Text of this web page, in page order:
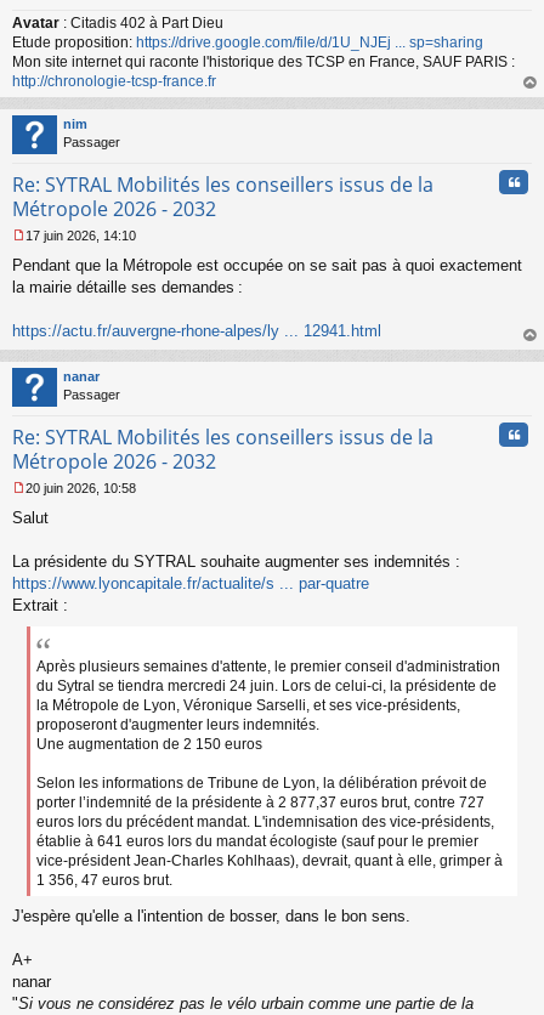
Avatar : Citadis 402 à Part Dieu
Etude proposition: https://drive.google.com/file/d/1U_NJEj ... sp=sharing
Mon site internet qui raconte l'historique des TCSP en France, SAUF PARIS :
http://chronologie-tcsp-france.fr
au
nim
Passager
Re: SYTRAL Mobilités les conseillers issus de la
Métropole 2026 - 2032
e
s
g
n
o
l
u
17 juin 2026, 14:10
Pendant que la Métropole est occupée on se sait pas à quoi exactement
la mairie détaille ses demandes :
https://actu.fr/auvergne-rhone-alpes/ly ... 12941.html
au
nanar
Passager
Re: SYTRAL Mobilités les conseillers issus de la
Métropole 2026 - 2032
e
s
g
e
n
20 juin 2026, 10:58
Salut
La présidente du SYTRAL souhaite augmenter ses indemnités :
https://www.lyoncapitale.fr/actualite/s ... par-quatre
Extrait :
Après plusieurs semaines d'attente, le premier conseil d'administration
du Sytral se tiendra mercredi 24 juin. Lors de celui-ci, la présidente de
la Métropole de Lyon, Véronique Sarselli, et ses vice-présidents,
proposeront d'augmenter leurs indemnités.
Une augmentation de 2 150 euros
Selon les informations de Tribune de Lyon, la délibération prévoit de
porter l’indemnité de la présidente à 2 877,37 euros brut, contre 727
euros lors du précédent mandat. L'indemnisation des vice-présidents,
établie à 641 euros lors du mandat écologiste (sauf pour le premier
vice-président Jean-Charles Kohlhaas), devrait, quant à elle, grimper à
1 356, 47 euros brut.
J'espère qu'elle a l'intention de bosser, dans le bon sens.
A+
nanar
"Si vous ne considérez pas le vélo urbain comme une partie de la